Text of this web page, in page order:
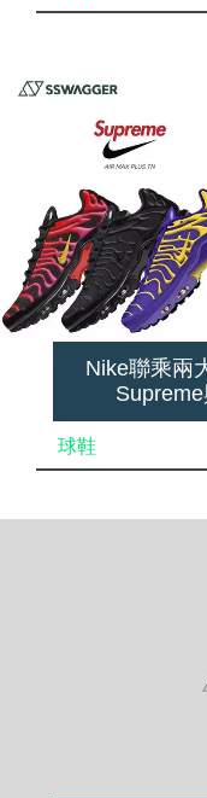
Nike聯乘兩
球鞋